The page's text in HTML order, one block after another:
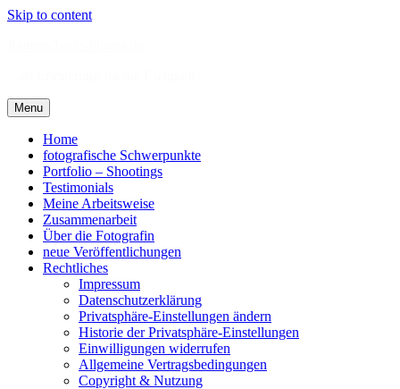
Skip to content
Menu
Home
fotografische Schwerpunkte
Portfolio – Shootings
Testimonials
Meine Arbeitsweise
Zusammenarbeit
Über die Fotografin
neue Veröffentlichungen
Rechtliches
Impressum
Datenschutzerklärung
Privatsphäre-Einstellungen ändern
Historie der Privatsphäre-Einstellungen
Einwilligungen widerrufen
Allgemeine Vertragsbedingungen
Copyright & Nutzung